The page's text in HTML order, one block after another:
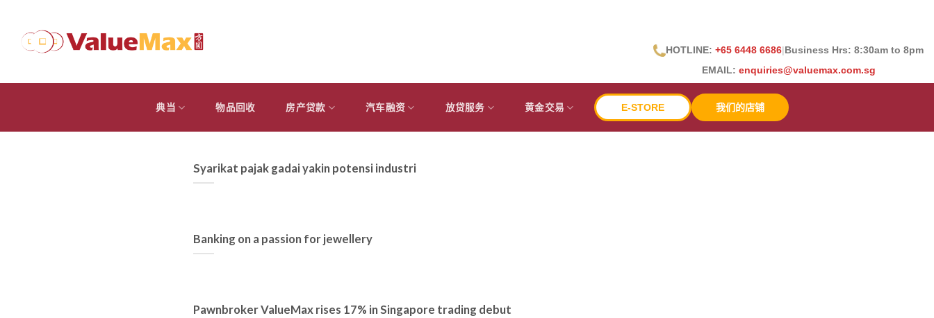
HOTLINE: +65 6448 6686|Business Hrs: 8:30am to 8pm
EMAIL: enquiries@valuemax.com.sg
典当 物品回收 房产贷款 汽车融资 放贷服务 黄金交易 E-STORE 我们的店铺
Syarikat pajak gadai yakin potensi industri
Banking on a passion for jewellery
Pawnbroker ValueMax rises 17% in Singapore trading debut